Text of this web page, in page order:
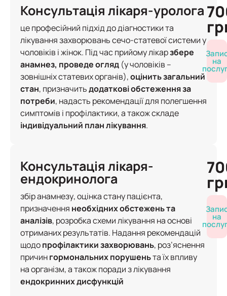
Консультація лікаря-уролога
це професійний підхід до діагностики та
лікування захворювань сечо-статевої системи у
чоловіків і жінок. Під час прийому лікарзбере
анамнез, проведе огляд (у чоловіків –
зовнішніх статевих органів),оцінить загальний
стан, призначитьдодаткові обстеження за
потреби, надасть рекомендації для полегшення
симптомів і профілактики, а також складе
індивідуальний план лікування.
на
Консультація лікаря-
ендокринолога
збір анамнезу, оцінка стану пацієнта,
призначення необхідних обстежень та
аналізів, розробка схеми лікування на основі
отриманих результатів. Надання рекомендацій
щодопрофілактики захворювань, роз’яснення
причингормональних порушеньта їх впливу
на організм, а також поради з лікування
ендокринних дисфункцій
на